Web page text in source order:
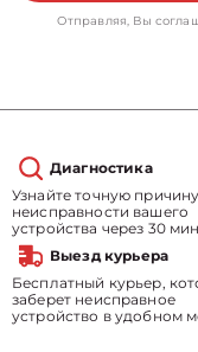
Отправляя, Вы
Диагностика
Узнайте точную причину
неисправности вашего
устройства через 30
Выезд курьера
Бесплатный курьер,
заберет неисправное
устройство в удобном